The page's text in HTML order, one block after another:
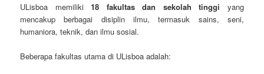
ULisboa memiliki18 fakultas dan sekolah tinggi yang
mencakup berbagai disiplin ilmu, termasuk sains, seni,
humaniora, teknik, dan ilmu sosial.
Beberapa fakultas utama di ULisboa adalah: